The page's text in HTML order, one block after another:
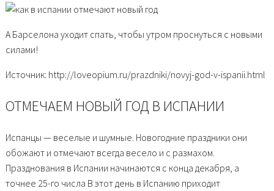
А Барселона уходит спать, чтобы утром проснуться с новыми
силами!
Источник: http://loveopium.ru/prazdniki/novyj-god-v-ispanii.html
ОТМЕЧАЕМ НОВЫЙ ГОД В ИСПАНИИ
Испанцы — веселые и шумные. Новогодние праздники они
обожают и отмечают всегда весело и с размахом.
Празднования в Испании начинаются с конца декабря, а
точнее 25-го числа В этот день в Испанию приходит